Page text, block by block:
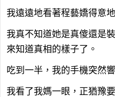
我遠遠地看著程藝嬌得意
我真不知道她是真傻還是
來知道真相的樣子了。
吃到一半，我的手機突然
我看了我媽一眼，正猶豫